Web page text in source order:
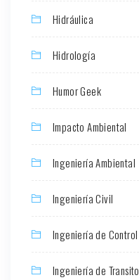
Hidráulica
Hidrología
Humor Geek
Impacto Ambiental
Ingeniería Ambiental
Ingeniería Civil
Ingeniería de Control
Ingeniería de Transito